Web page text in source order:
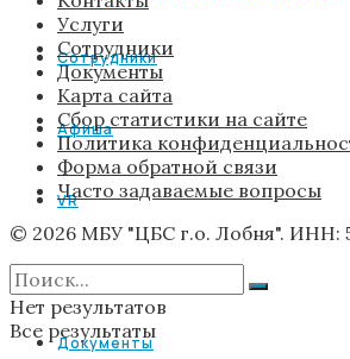
Сотрудники
Афиша
VR
Услуги
Документы
Услуги
Сотрудники
Документы
Карта сайта
Сбор статистики на сайте
Политика
Форма обратной связи
Часто задаваемые вопросы
© 2026 МБУ "ЦБС г.о. Лобня". ИНН:
Нет результатов
Все результаты